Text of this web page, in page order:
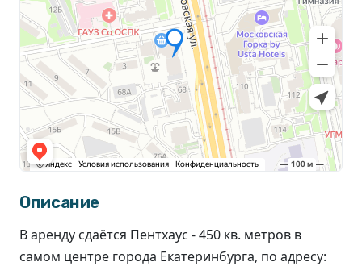
Описание
В аренду сдаётся Пентхаус - 450 кв. метров в
самом центре города Екатеринбурга, по адресу: